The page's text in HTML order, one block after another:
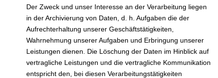
Der Zweck und unser Interesse an der Verarbeitung liegen
in der Archivierung von Daten, d. h. Aufgaben die der
Aufrechterhaltung unserer Geschäftstätigkeiten,
Wahrnehmung unserer Aufgaben und Erbringung unserer
Leistungen dienen. Die Löschung der Daten im Hinblick auf
vertragliche Leistungen und die vertragliche Kommunikation
entspricht den, bei diesen Verarbeitungstätigkeiten